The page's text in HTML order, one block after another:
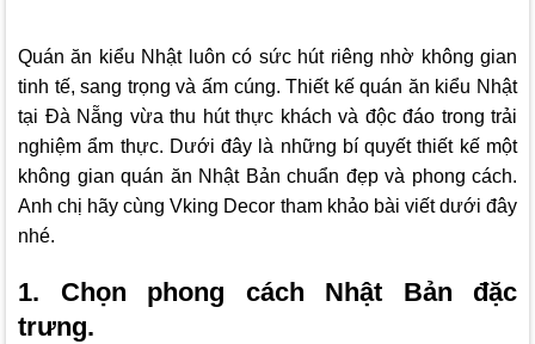
Quán ăn kiểu Nhật luôn có sức hút riêng nhờ không gian
tinh tế, sang trọng và ấm cúng. Thiết kế quán ăn kiểu Nhật
tại Đà Nẵng vừa thu hút thực khách và độc đáo trong trải
nghiệm ẩm thực. Dưới đây là những bí quyết thiết kế một
không gian quán ăn Nhật Bản chuẩn đẹp và phong cách.
Anh chị hãy cùngVking Decor tham khảo bài viết dưới đây
nhé.
1. Chọn phong cách Nhật Bản đặc
trưng.